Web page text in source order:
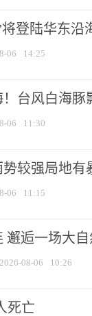
将登陆华东沿
06 14:25
台风白海豚
06 11:30
较强局地有
06 11:15
邂逅一场大
2026-08-06 10:26
死亡